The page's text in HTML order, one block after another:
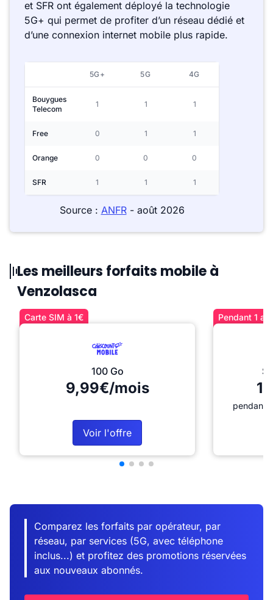
et SFR ont également déployé la technologie
5G+ qui permet de profiter d’un réseau dédié et
d’une connexion internet mobile plus rapide.
5G+ 5G 4G
Bouygues
Telecom
1 1 1
Free 0 1 1
Orange 0 0 0
SFR 1 1 1
Source : ANFR- août 2026
Les meilleurs forfaits mobile à
Venzolasca
Carte SIM à 1€
100 Go
9,99€/mois
Voir l'offre
Pendant 1
pendant
Comparez les forfaits par opérateur, par
réseau, par services (5G, avec téléphone
inclus...) et profitez des promotions réservées
aux nouveaux abonnés.